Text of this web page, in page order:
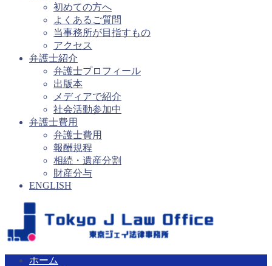
初めての方へ
よくあるご質問
当事務所が目指すもの
アクセス
弁護士紹介
弁護士プロフィール
出版本
メディアで紹介
社会活動参加中
弁護士費用
弁護士費用
報酬規程
相続・遺産分割
財産分与
ENGLISH
ホーム